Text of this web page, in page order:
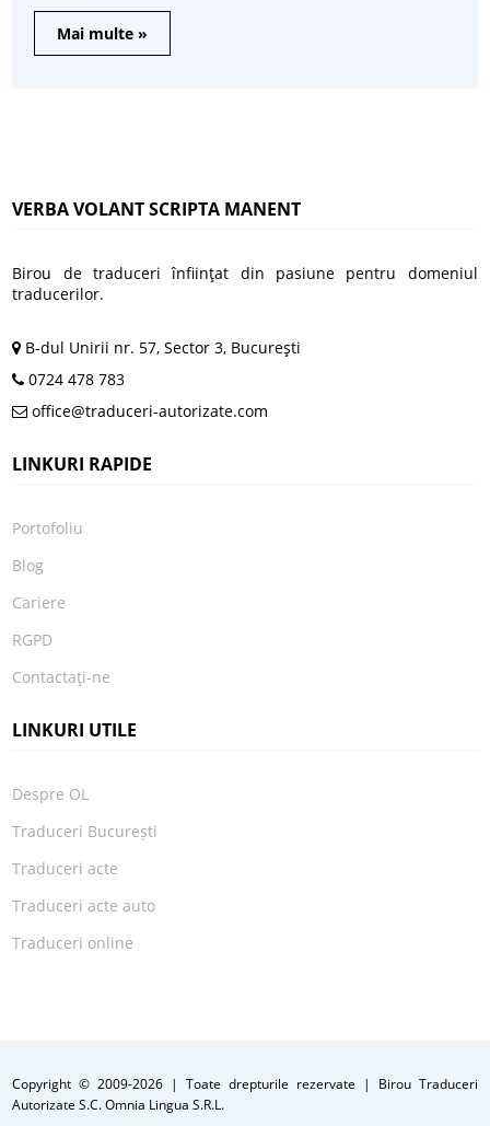
Mai multe »
VERBA VOLANT SCRIPTA MANENT
Birou de traduceri înfiinţat din pasiune pentru domeniul
traducerilor.
B-dul Unirii nr. 57, Sector 3, Bucureşti
0724 478 783
office@traduceri-autorizate.com
LINKURI RAPIDE
Portofoliu
Blog
Cariere
RGPD
Contactaţi-ne
LINKURI UTILE
Despre OL
Traduceri București
Traduceri acte
Traduceri acte auto
Traduceri online
Copyright © 2009-2026 | Toate drepturile rezervate | Birou Traduceri
Autorizate S.C. Omnia Lingua S.R.L.